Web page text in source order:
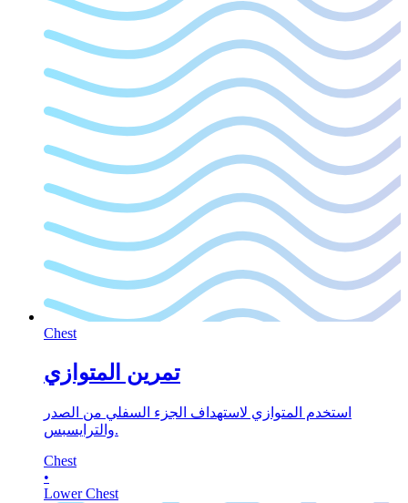
Chest
تمرين المتوازي
استخدم المتوازي لاستهداف الجزء السفلي من الصدر
والترايسبس.
Chest
•
Lower Chest